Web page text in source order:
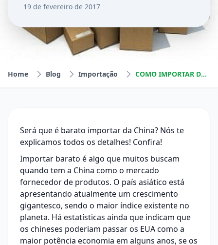
19 de fevereiro de 2017
Home Blog Importação COMO IMPORTAR DA CHINA BARATO?
Será que é barato importar da China? Nós te
explicamos todos os detalhes! Confira!
Importar barato é algo que muitos buscam
quando tem a China como o mercado
fornecedor de produtos. O país asiático está
apresentando atualmente um crescimento
gigantesco, sendo o maior índice existente no
planeta. Há estatísticas ainda que indicam que
os chineses poderiam passar os EUA como a
maior potência economia em alguns anos, se os